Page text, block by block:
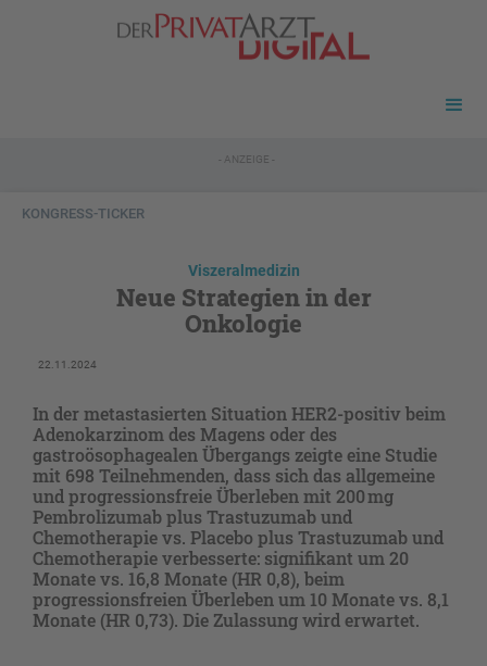
- ANZEIGE -
KONGRESS-TICKER
Viszeralmedizin
Neue Strategien in der
Onkologie
22.11.2024
In der metastasierten Situation HER2-positiv beim
Adenokarzinom des Magens oder des
gastroösophagealen Übergangs zeigte eine Studie
mit 698 Teilnehmenden, dass sich das allgemeine
und progressionsfreie Überleben mit 200 mg
Pembrolizumab plus Trastuzumab und
Chemotherapie vs. Placebo plus Trastuzumab und
Chemotherapie verbesserte: signifikant um 20
Monate vs. 16,8 Monate (HR 0,8), beim
progressionsfreien Überleben um 10 Monate vs. 8,1
Monate (HR 0,73). Die Zulassung wird erwartet.